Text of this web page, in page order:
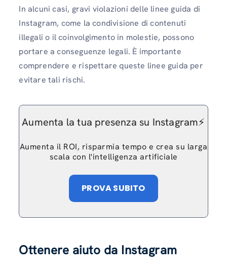
In alcuni casi, gravi violazioni delle linee guida di
Instagram, come la condivisione di contenuti
illegali o il coinvolgimento in molestie, possono
portare a conseguenze legali. È importante
comprendere e rispettare queste linee guida per
evitare tali rischi.
Aumenta la tua presenza su Instagram⚡️
Aumenta il ROI, risparmia tempo e crea su larga
scala con l'intelligenza artificiale
PROVA SUBITO
Ottenere aiuto da Instagram